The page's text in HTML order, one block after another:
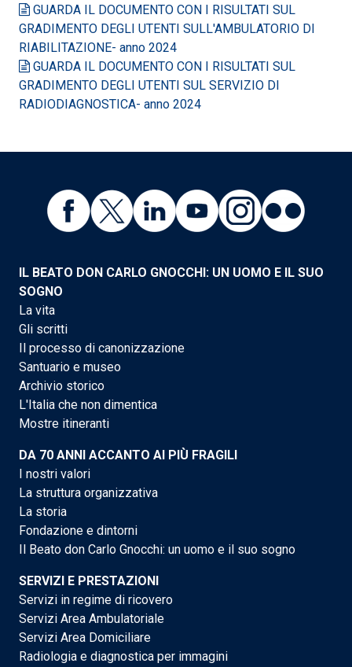
GUARDA IL DOCUMENTO CON I RISULTATI SUL
GRADIMENTO DEGLI UTENTI SULL'AMBULATORIO DI
RIABILITAZIONE- anno 2024
GUARDA IL DOCUMENTO CON I RISULTATI SUL
GRADIMENTO DEGLI UTENTI SUL SERVIZIO DI
RADIODIAGNOSTICA- anno 2024
IL BEATO DON CARLO GNOCCHI: UN UOMO E IL SUO
SOGNO
La vita
Gli scritti
Il processo di canonizzazione
Santuario e museo
Archivio storico
L'Italia che non dimentica
Mostre itineranti
DA 70 ANNI ACCANTO AI PIÙ FRAGILI
I nostri valori
La struttura organizzativa
La storia
Fondazione e dintorni
Il Beato don Carlo Gnocchi: un uomo e il suo sogno
SERVIZI E PRESTAZIONI
Servizi in regime di ricovero
Servizi Area Ambulatoriale
Servizi Area Domiciliare
Radiologia e diagnostica per immagini